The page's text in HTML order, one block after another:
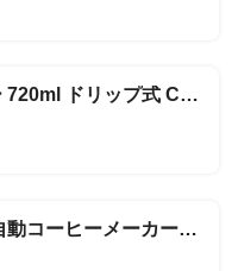
コーヒーメーカー 720ml ドリップ式 CMS-0800-C
豆から淹れる 全自動コーヒーメーカー ギフトチケット